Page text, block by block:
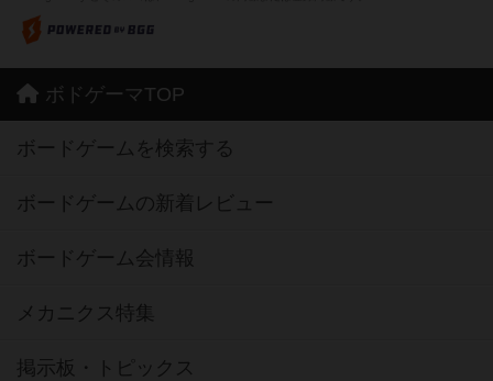
ボドゲーマTOP
ボードゲームを検索する
ボードゲームの新着レビュー
ボードゲーム会情報
メカニクス特集
掲示板・トピックス